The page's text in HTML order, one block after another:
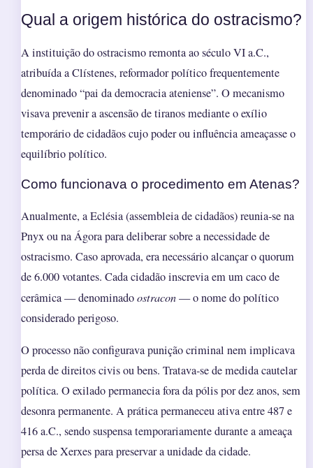
Qual a origem histórica do ostracismo?
A instituição do ostracismo remonta ao século VI a.C.,
atribuída a Clístenes, reformador político frequentemente
denominado “pai da democracia ateniense”. O mecanismo
visava prevenir a ascensão de tiranos mediante o exílio
temporário de cidadãos cujo poder ou influência ameaçasse o
equilíbrio político.
Como funcionava o procedimento em Atenas?
Anualmente, a Eclésia (assembleia de cidadãos) reunia-se na
Pnyx ou na Ágora para deliberar sobre a necessidade de
ostracismo. Caso aprovada, era necessário alcançar o quorum
de 6.000 votantes. Cada cidadão inscrevia em um caco de
cerâmica — denominadoostracon— o nome do político
considerado perigoso.
O processo não configurava punição criminal nem implicava
perda de direitos civis ou bens. Tratava-se de medida cautelar
política. O exilado permanecia fora da pólis por dez anos, sem
desonra permanente. A prática permaneceu ativa entre 487 e
416 a.C., sendo suspensa temporariamente durante a ameaça
persa de Xerxes para preservar a unidade da cidade.